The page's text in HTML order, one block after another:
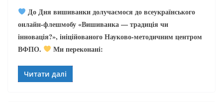
До Дня вишиванки долучаємося до всеукраїнського
онлайн-флешмобу «Вишиванка — традиція чи
інновація?», ініційованого Науково-методичним центром
ВФПО.
Ми переконані:
Читати далі